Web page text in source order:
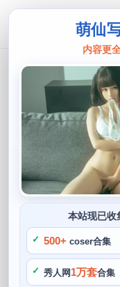
萌仙
内容更
本站现已收
500+ coser合集
秀人网 1万套合集
面饼仙儿
完美道具！
分享
阙知风
2024 年 5 月 3 日
首页 > 面饼仙儿 >
面饼仙儿，我们就来
选，她经常使用一些
常在社交媒体上分享